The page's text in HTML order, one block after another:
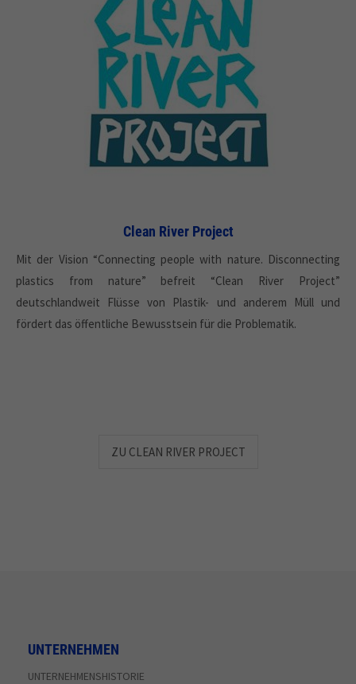
Clean River Project
Mit der Vision “Connecting people with nature. Disconnecting
plastics from nature” befreit “Clean River Project”
deutschlandweit Flüsse von Plastik- und anderem Müll und
fördert das öffentliche Bewusstsein für die Problematik.
ZU CLEAN RIVER PROJECT
UNTERNEHMEN
UNTERNEHMENSHISTORIE